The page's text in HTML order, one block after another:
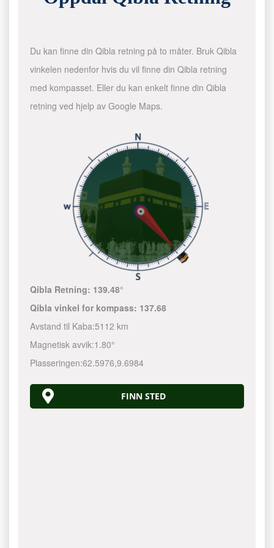
Du kan finne din Qibla retning på to måter. Bruk Qibla
vinkelen nedenfor hvis du vil finne din Qibla retning
med kompasset. Eller du kan enkelt finne din Qibla
retning ved hjelp av Google Maps.
Qibla Retning: 139.48°
Qibla vinkel for kompass: 137.68
Avstand til Kaba:5112 km
Magnetisk avvik:1.80°
Plasseringen:62.5976,9.6984
FINN STED